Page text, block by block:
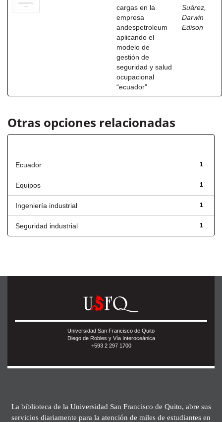
cargas en la
empresa
andespetroleum
aplicando el
modelo de
gestión de
seguridad y salud
ocupacional
“ecuador”
Suárez,
Darwin
Edison
Otras opciones relacionadas
1
Ecuador
1
Equipos
1
Ingeniería industrial
1
Seguridad industrial
Universidad San Francisco de Quito
Diego de Robles y Vía Interoceánica
+593 2 297 1700
La biblioteca de la Universidad San Francisco de Quito, abre sus
servicios diariamente para la atención de miles de estudiantes en